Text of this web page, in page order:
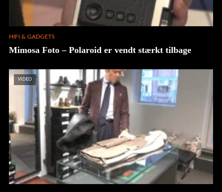
HIFI & GADGETS
Mimosa Foto – Polaroid er vendt stærkt tilbage
VIDEO